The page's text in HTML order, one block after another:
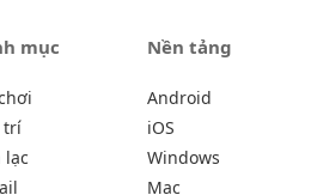
mục
trí
lạc
Nền tảng
Android
iOS
Windows
Mac